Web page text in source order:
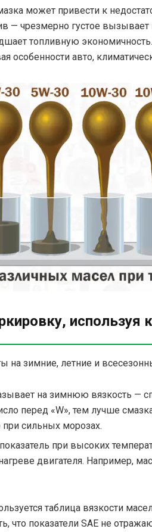
может привести к
— чрезмерно густое
топливную
особенности авто,
используя
на зимние, летние и
на зимнюю вязкость —
перед «W», тем лучше
сильных морозах.
показатель при высоких
двигателя. Например,
таблица вязкости
что показатели SAE не